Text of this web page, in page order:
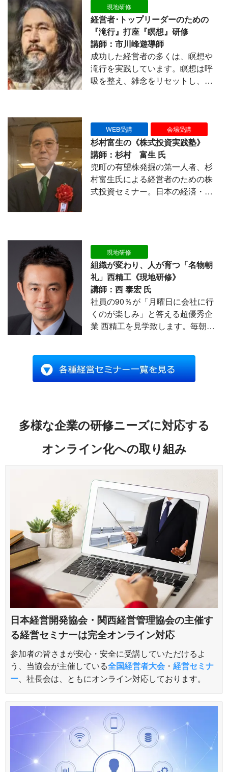
を交えて解説します。
現地研修
経営者･トップリーダーのための
『滝行』打座『瞑想』研修
講師：市川峰遊導師
成功した経営者の多くは、瞑想や
滝行を実践しています。瞑想は呼
吸を整え、雑念をリセットし、経
想定外のプレッシャーにも動じな
い強靭なメンタルを育てます。こ
れらは使命を再確認する機会とな
り、判断の迷いをなくし、創造力
や説得力あるリーダーシップを発
揮させ、結果的に組織全体に活力
WEB受講 会場受講
杉村富生の《株式投資実践塾》
講師：杉村 富生 氏
兜町の有望株発掘の第一人者、杉
村富生氏による経営者のための株
式投資セミナー。日本の経済・景
な『投資の時代』が到来してい
る。「これから3年株で攻める！」
の著者が、この絶好機を見逃さ
ず、株式投資で成功する売買のし
かた、売り買いのタイミングを指
南。具体的な投資戦術の質疑応答
もあります。
現地研修
組織が変わり、人が育つ「名物朝
礼」西精工《現地研修》
講師：西 泰宏 氏
社員の90％が「月曜日に会社に行
くのが楽しみ」と答える超優秀企
業 西精工を見学致します。毎朝実
る“大家族主義経営”の実際をご講演
いただきます。
多様な企業の研修ニーズに対応する
オンライン化への取り組み
日本経営開発協会・関西経営管理協会の主催す
る経営セミナーは完全オンライン対応
参加者の皆さまが安心・安全に受講していただけるよ
う、当協会が主催している全国経営者大会 ・経営セミナ
ー 、社長会は、ともにオンライン対応しております。